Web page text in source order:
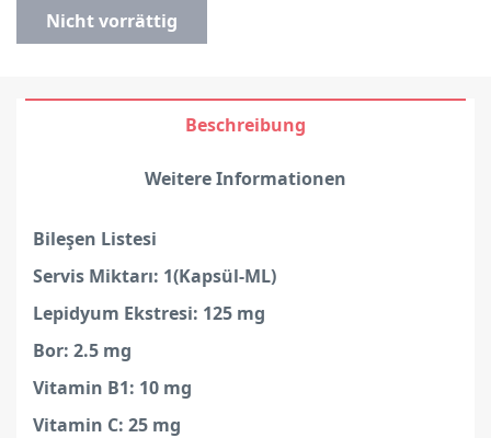
Nicht vorrättig
Beschreibung
Weitere Informationen
Bileşen Listesi
Servis Miktarı: 1(Kapsül-ML)
Lepidyum Ekstresi: 125 mg
Bor: 2.5 mg
Vitamin B1: 10 mg
Vitamin C: 25 mg